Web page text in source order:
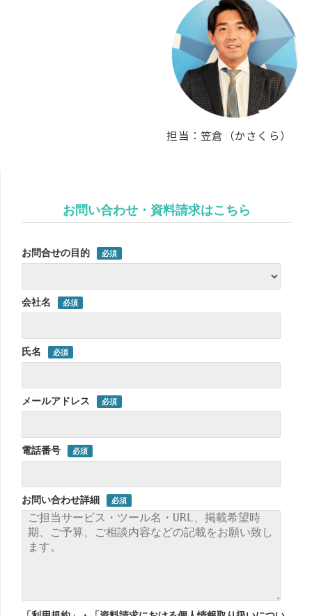
担当：笠倉（かさくら）
お問い合わせ・資料請求はこちら
お問合せの目的
会社名
氏名
メールアドレス
電話番号
お問い合わせ詳細